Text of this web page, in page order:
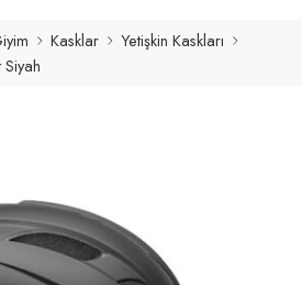
Kasklar
Yetişkin Kaskları